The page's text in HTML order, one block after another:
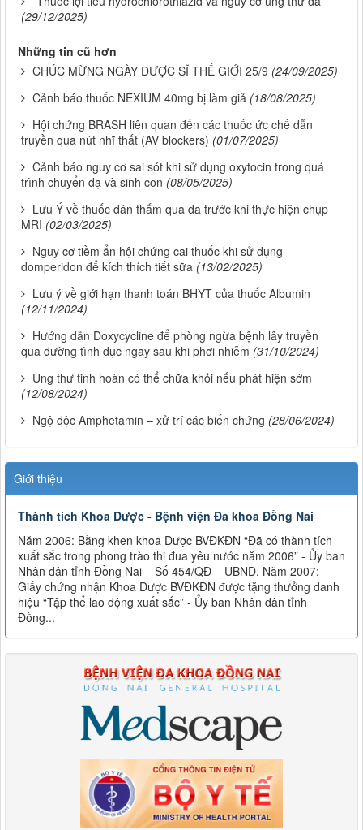
(29/12/2025)
Những tin cũ hơn
CHÚC MỪNG NGÀY DƯỢC SĨ THẾ GIỚI 25/9 (24/09/2025)
Cảnh báo thuốc NEXIUM 40mg bị làm giả (18/08/2025)
Hội chứng BRASH liên quan đến các thuốc ức chế dẫn
truyền qua nút nhĩ thất (AV blockers) (01/07/2025)
Cảnh báo nguy cơ sai sót khi sử dụng oxytocin trong quá
trình chuyển dạ và sinh con (08/05/2025)
Lưu Ý về thuốc dán thấm qua da trước khi thực hiện chụp
MRI (02/03/2025)
Nguy cơ tiềm ẩn hội chứng cai thuốc khi sử dụng
domperidon để kích thích tiết sữa (13/02/2025)
Lưu ý về giới hạn thanh toán BHYT của thuốc Albumin
(12/11/2024)
Hướng dẫn Doxycycline để phòng ngừa bệnh lây truyền
qua đường tình dục ngay sau khi phơi nhiễm (31/10/2024)
Ung thư tinh hoàn có thể chữa khỏi nếu phát hiện sớm
(12/08/2024)
Ngộ độc Amphetamin – xử trí các biến chứng (28/06/2024)
Giới thiệu
Thành tích Khoa Dược - Bệnh viện Đa khoa Đồng Nai
Năm 2006: Bằng khen khoa Dược BVĐKĐN “Đã có thành tích
xuất sắc trong phong trào thi đua yêu nước năm 2006” - Ủy ban
Nhân dân tỉnh Đồng Nai – Số 454/QĐ – UBND. Năm 2007:
Giấy chứng nhận Khoa Dược BVĐKĐN được tặng thưởng danh
hiệu “Tập thể lao động xuất sắc” - Ủy ban Nhân dân tỉnh
Đồng...